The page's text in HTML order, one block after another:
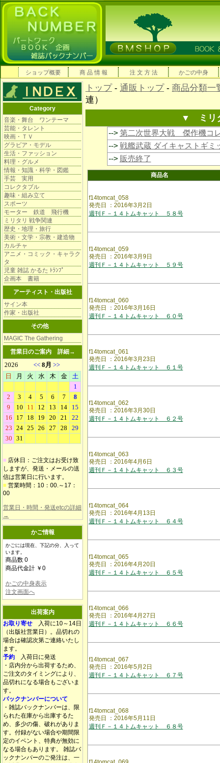
ショップ概要 商 品 情 報 注 文 方 法 かごの中身
Category
音楽・舞台 ワンテーマ
芸能・タレント
映画・ＴＶ
グラビア・モデル
生活・ファッション
料理・グルメ
情報・知識・科学・図鑑
手芸 実用
コレクタブル
趣味・組み立て
スポーツ
モーター 鉄道 飛行機
ミリタリ 戦争関連
歴史・地理・旅行
美術・文学・宗教・建造物
カルチャ
アニメ・コミック・キャラク
タ
児童 雑誌 かるた ﾄﾗﾝﾌﾟ
企画本 書籍
アーティスト・出版社
サイン本
作家・出版社
その他
MAGIC The Gathering
営業日のご案内 詳細→
■ 店休日：ご注文はお受け致
しますが、発送・メールの送
信は営業日に行います。
■ 営業時間：10：00.～17：
00
営業日・時間・発送etcの詳細
→
かご情報
かごには現在、下記の分、入って
います。
商品数 0
商品代金計 ￥0
かごの中身表示
注文画面へ
出荷案内
お取り寄せ 入荷に10～14日
（出版社営業日）。品切れの
場合は確認次第ご連絡いたし
ます。
予約 入荷日に発送
・店内分から出荷するため、
ご注文のタイミングにより、
品切れになる場合もございま
す。
バックナンバーについて
・雑誌バックナンバーは、限
られた在庫から出庫するた
め、多少の傷、破れがありま
す。付録がない場合や期間限
定のイベント、特典が無効に
なる場合もあります。 雑誌バ
ックナンバーのご発注は、一
トップ- 通販トップ- 商品分類一
連）
▼ ミリ
--> 第二次世界大戦 傑作機コ
--> 戦艦武蔵 ダイキャストギミ
--> 販売終了
商品名
f14tomcat_058
発売日 ：2016年3月2日
週刊Ｆ－１４トムキャット ５８号
f14tomcat_059
発売日 ：2016年3月9日
週刊Ｆ－１４トムキャット ５９号
f14tomcat_060
発売日 ：2016年3月16日
週刊Ｆ－１４トムキャット ６０号
f14tomcat_061
発売日 ：2016年3月23日
週刊Ｆ－１４トムキャット ６１号
f14tomcat_062
発売日 ：2016年3月30日
週刊Ｆ－１４トムキャット ６２号
f14tomcat_063
発売日 ：2016年4月6日
週刊Ｆ－１４トムキャット ６３号
f14tomcat_064
発売日 ：2016年4月13日
週刊Ｆ－１４トムキャット ６４号
f14tomcat_065
発売日 ：2016年4月20日
週刊Ｆ－１４トムキャット ６５号
f14tomcat_066
発売日 ：2016年4月27日
週刊Ｆ－１４トムキャット ６６号
f14tomcat_067
発売日 ：2016年5月2日
週刊Ｆ－１４トムキャット ６７号
f14tomcat_068
発売日 ：2016年5月11日
週刊Ｆ－１４トムキャット ６８号